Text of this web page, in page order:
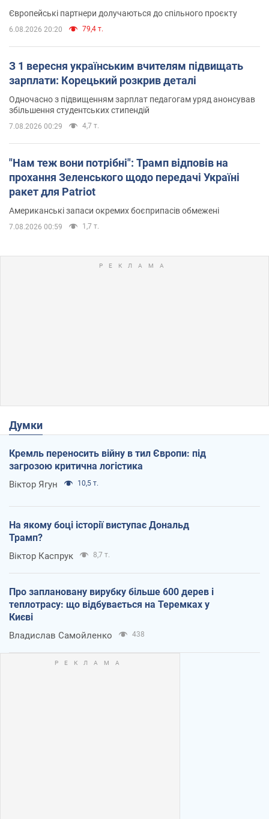
Європейські партнери долучаються до спільного проєкту
6.08.2026 20:20 79,4 т.
З 1 вересня українським вчителям підвищать
зарплати: Корецький розкрив деталі
Одночасно з підвищенням зарплат педагогам уряд анонсував
збільшення студентських стипендій
7.08.2026 00:29 4,7 т.
"Нам теж вони потрібні": Трамп відповів на
прохання Зеленського щодо передачі Україні
ракет для Patriot
Американські запаси окремих боєприпасів обмежені
7.08.2026 00:59 1,7 т.
Думки
Кремль переносить війну в тил Європи: під
загрозою критична логістика
Віктор Ягун 10,5 т.
На якому боці історії виступає Дональд
Трамп?
Віктор Каспрук 8,7 т.
Про заплановану вирубку більше 600 дерев і
теплотрасу: що відбувається на Теремках у
Києві
Владислав Самойленко 438